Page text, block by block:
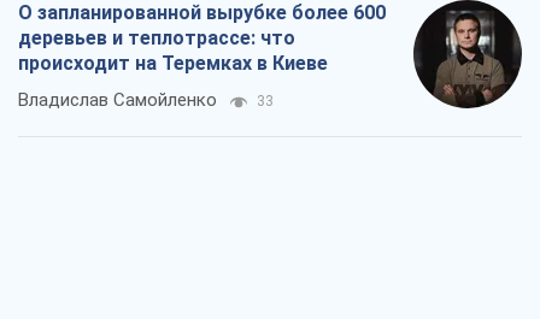
О запланированной вырубке более 600
деревьев и теплотрассе: что
происходит на Теремках в Киеве
Владислав Самойленко 33